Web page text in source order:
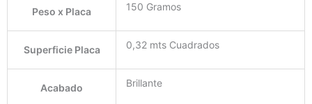
Peso x Placa 150 Gramos
Superficie Placa 0,32 mts Cuadrados
Acabado Brillante